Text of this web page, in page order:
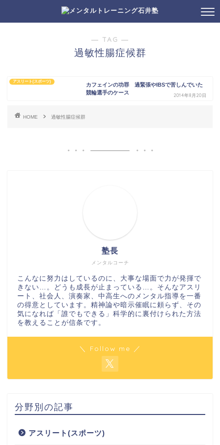
― TAG ―
過敏性腸症候群
アスリート(スポーツ)
カフェインの功罪 過緊張やIBSで苦しんでいた
競輪選手のケース
2014年8月20日
HOME 過敏性腸症候群
メンタルコーチ
塾長
こんなに努力はしているのに、大事な場面で力が発揮で
きない…。どうも成長が止まっている…。そんなアスリ
ート、社会人、演奏家、中高生へのメンタル指導を一番
の得意としています。精神論や暗示催眠に頼らず、その
気になれば「誰でもできる」科学的に裏付けられた方法
を教えることが信条です。
＼ Follow me ／
分野別の記事
アスリート(スポーツ)